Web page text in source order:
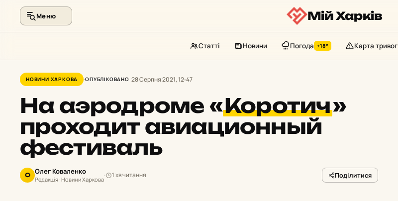
контенту
Меню Мій Харків
Статті Новини Погода +18° Карта тривог
НОВИНИ ХАРКОВА ОПУБЛІКОВАНО 28 Серпня 2021, 12:47
На аэродроме «Коротич»
проходит авиационный
фестиваль
О Олег Коваленко
Редакція · Новини Харкова
1 хв читання Поділитися